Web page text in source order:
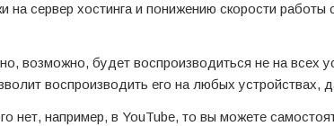
на сервер хостинга и понижению скорости
возможно, будет воспроизводиться не на всех
воспроизводить его на любых устройствах,
нет, например, в YouTube, то вы можете